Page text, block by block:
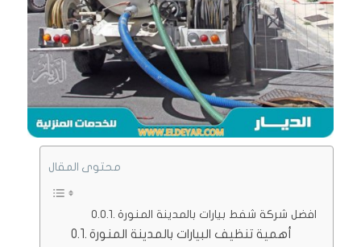
محتوى المقال
افضل شركة شفط بيارات بالمدينة المنورة
أهمية تنظيف البيارات بالمدينة المنورة